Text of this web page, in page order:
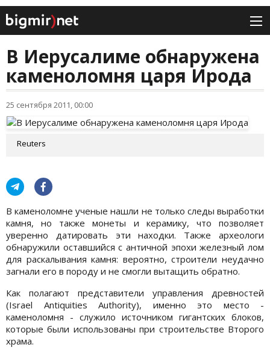
В Иерусалиме обнаружена
каменоломня царя Ирода
25 сентября 2011, 00:00
Reuters
В каменоломне ученые нашли не только следы выработки
камня, но также монеты и керамику, что позволяет
уверенно датировать эти находки. Также археологи
обнаружили оставшийся с античной эпохи железный лом
для раскалывания камня: вероятно, строители неудачно
загнали его в породу и не смогли вытащить обратно.
Как полагают представители управления древностей
(Israel Antiquities Authority), именно это место -
каменоломня - служило источником гигантских блоков,
которые были использованы при строительстве Второго
храма.